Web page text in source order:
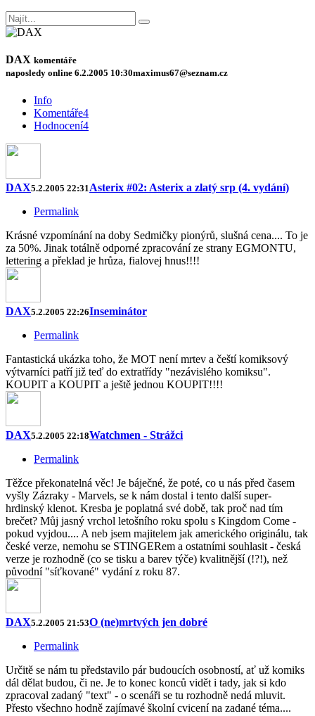
DAX komentáře
naposledy online 6.2.2005 10:30maximus67@seznam.cz
Info
Komentáře4
Hodnocení4
DAX5.2.2005 22:31 Asterix #02: Asterix a zlatý srp (4. vydání)
Permalink
Krásné vzpomínání na doby Sedmičky pionýrů, slušná cena.... To je
za 50%. Jinak totálně odporné zpracování ze strany EGMONTU,
lettering a překlad je hrůza, fialovej hnus!!!!
DAX5.2.2005 22:26Inseminátor
Permalink
Fantastická ukázka toho, že MOT není mrtev a čeští komiksový
výtvarníci patří již teď do extratřídy "nezávislého komiksu".
KOUPIT a KOUPIT a ještě jednou KOUPIT!!!!
DAX5.2.2005 22:18Watchmen - Strážci
Permalink
Těžce překonatelná věc! Je báječné, že poté, co u nás před časem
vyšly Zázraky - Marvels, se k nám dostal i tento další super-
hrdinský klenot. Kresba je poplatná své době, tak proč nad tím
brečet? Můj jasný vrchol letošního roku spolu s Kingdom Come -
pokud vyjdou.... A neb jsem majitelem jak amerického originálu, tak
české verze, nemohu se STINGERem a ostatními souhlasit - česká
verze je rozhodně (co se tisku a barev týče) kvalitnější (!?!), než
původní "síťkované" vydání z roku 87.
DAX5.2.2005 21:53O (ne)mrtvých jen dobré
Permalink
Určitě se nám tu představilo pár budoucích osobností, ať už komiks
dál dělat budou, či ne. Je to konec konců vidět i tady, jak si kdo
zpracoval zadaný "text" - o scenáři se tu rozhodně nedá mluvit.
Přesto všechno hodně zajímavé školní cvicení na zadané téma....